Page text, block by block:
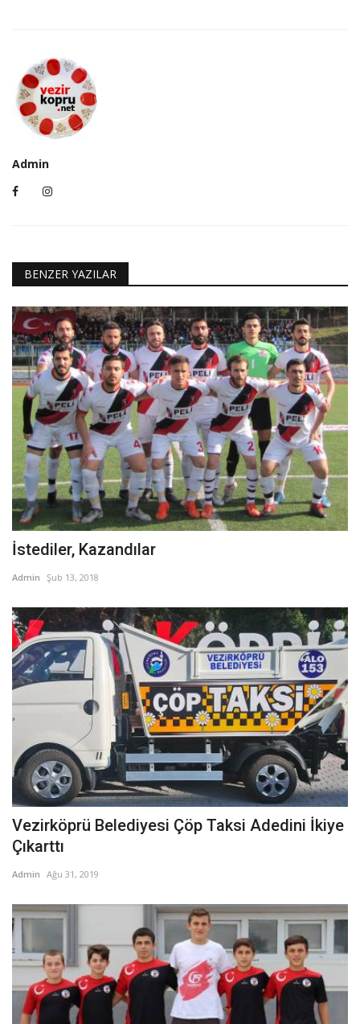
Admin
BENZER YAZILAR
İstediler, Kazandılar
Admin Şub 13, 2018
Vezirköprü Belediyesi Çöp Taksi Adedini İkiye
Çıkarttı
Admin Ağu 31, 2019